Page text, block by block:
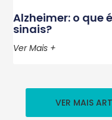
Alzheimer: o que
sinais?
Ver Mais +
VER MAIS